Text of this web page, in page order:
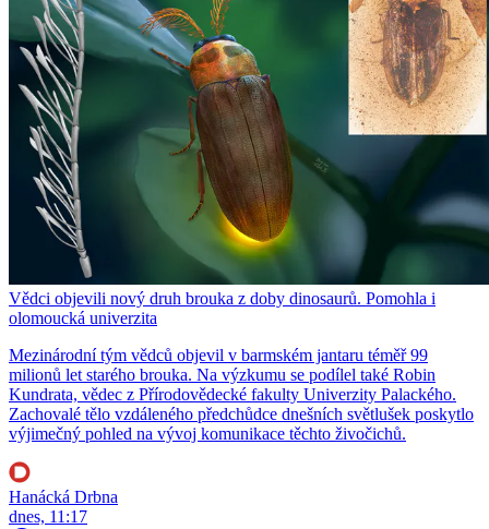
Vědci objevili nový druh brouka z doby dinosaurů. Pomohla i
olomoucká univerzita
Mezinárodní tým vědců objevil v barmském jantaru téměř 99
milionů let starého brouka. Na výzkumu se podílel také Robin
Kundrata, vědec z Přírodovědecké fakulty Univerzity Palackého.
Zachovalé tělo vzdáleného předchůdce dnešních světlušek poskytlo
výjimečný pohled na vývoj komunikace těchto živočichů.
Hanácká Drbna
dnes, 11:17